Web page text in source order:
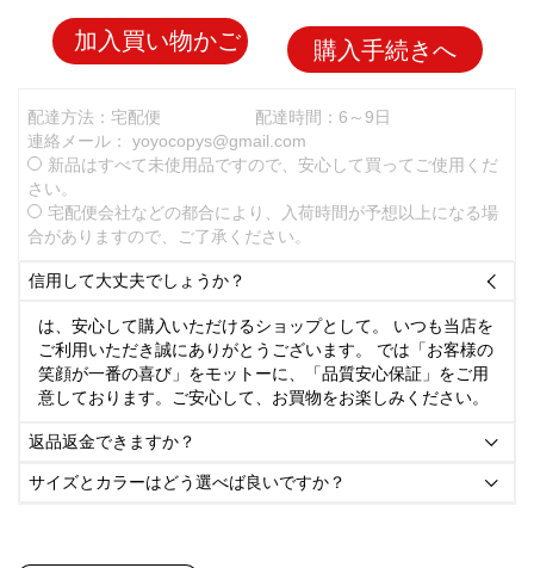
加入買い物かご 購入手続きへ
配達方法：宅配便
配達時間：6～9日
連絡メール： yoyocopys@gmail.com
新品はすべて未使用品ですので、安心して買ってご使用くだ
さい。
宅配便会社などの都合により、入荷時間が予想以上になる場
合がありますので、ご了承ください。
信用して大丈夫でしょうか？ 
は、安心して購入いただけるショップとして。 いつも当店を
ご利用いただき誠にありがとうございます。 では「お客様の
笑顔が一番の喜び」をモットーに、「品質安心保証」をご用
意しております。ご安心して、お買物をお楽しみください。
返品返金できますか？ 
サイズとカラーはどう選べば良いですか？ 